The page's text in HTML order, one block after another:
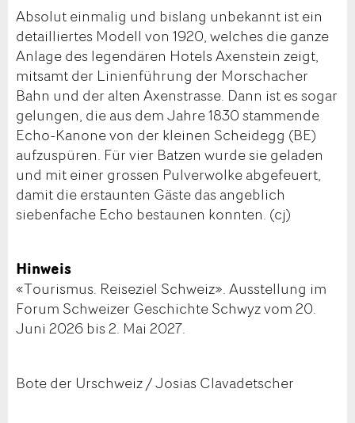
Absolut einmalig und bislang unbekannt ist ein
detailliertes Modell von 1920, welches die ganze
Anlage des legendären Hotels Axenstein zeigt,
mitsamt der Linienführung der Morschacher
Bahn und der alten Axenstrasse. Dann ist es sogar
gelungen, die aus dem Jahre 1830 stammende
Echo-Kanone von der kleinen Scheidegg (BE)
aufzuspüren. Für vier Batzen wurde sie geladen
und mit einer grossen Pulverwolke abgefeuert,
damit die erstaunten Gäste das angeblich
siebenfache Echo bestaunen konnten. (cj)
Hinweis
«Tourismus. Reiseziel Schweiz». Ausstellung im
Forum Schweizer Geschichte Schwyz vom 20.
Juni 2026 bis 2. Mai 2027.
Bote der Urschweiz / Josias Clavadetscher